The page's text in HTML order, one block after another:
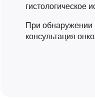
гистологическое
При обнаружении
консультация